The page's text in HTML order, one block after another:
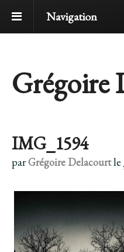
Navigation
Grégoire
IMG_1594
parGrégoire Delacourtle